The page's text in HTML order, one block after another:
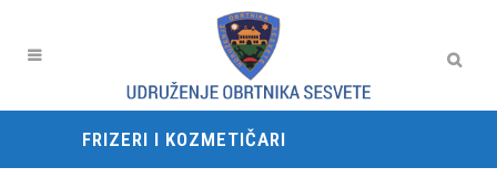
FRIZERI I KOZMETIČARI